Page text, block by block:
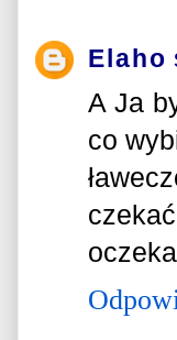
Elaho
A Ja
co